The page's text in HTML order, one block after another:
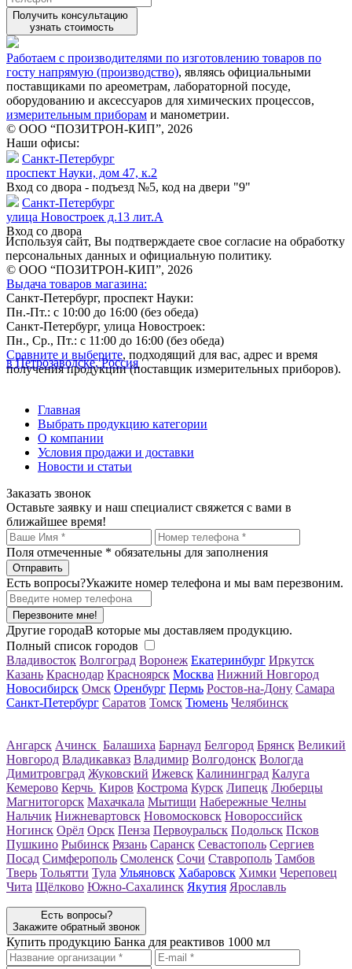
Получить консультацию
узнать стоимость
Работаем с производителями по изготовлению товаров по
госту напрямую (производство), являясь официальными
поставщиками по ареометрам, лабораторной посуде,
оборудованию и аксессуаров для химических процессов,
измерительным приборам и манометрии.
© ООО “ПОЗИТРОН-КИП”, 2026
Наши офисы:
Санкт-Петербург
проспект Науки, дом 47, к.2
Вход со двора - подъезд №5, код на двери "9"
Санкт-Петербург
улица Новостроек д.13 лит.А
Вход со двора
Используя сайт, Вы подтверждаете свое согласие на обработку
персональных данных и официальную политику.
© ООО “ПОЗИТРОН-КИП”, 2026
Выдача товаров магазина:
Санкт-Петербург, проспект Науки:
Пн.-Пт.: с 10:00 до 16:00 (без обеда)
Санкт-Петербург, улица Новостроек:
Пн., Ср., Пт.: с 11:00 до 16:00 (без обеда)
Сравните и выберите, подходящий для вас, адрес и время
получения продукции (поставщик измерительных приборов).
в Петрозаводске, Россия
Главная
Выбрать продукцию категории
О компании
Условия продажи и доставки
Новости и статьи
Заказать звонок
Оставьте заявку и наш специалист свяжется с вами в
ближайшее время!
Поля отмеченные * обязательны для заполнения
Есть вопросы?Укажите номер телефона и мы вам перезвоним.
Перезвоните мне!
Другие городаВ которые мы доставляем продукцию.
Полный список городов
Владивосток Волгоград Воронеж Екатеринбург Иркутск
Казань Краснодар Красноярск Москва Нижний Новгород
Новосибирск Омск Оренбург Пермь Ростов-на-Дону Самара
Санкт-Петербург Саратов Томск Тюмень Челябинск
Ангарск Ачинск Балашиха Барнаул Белгород Брянск Великий
Новгород Владикавказ Владимир Волгодонск Вологда
Димитровград Жуковский Ижевск Калининград Калуга
Кемерово Керчь Киров Кострома Курск Липецк Люберцы
Магнитогорск Махачкала Мытищи Набережные Челны
Нальчик Нижневартовск Новомосковск Новороссийск
Ногинск Орёл Орск Пенза Первоуральск Подольск Псков
Пушкино Рыбинск Рязань Саранск Севастополь Сергиев
Посад Симферополь Смоленск Сочи Ставрополь Тамбов
Тверь Тольятти Тула Ульяновск Хабаровск Химки Череповец
Чита Щёлково Южно-Сахалинск Якутия Ярославль
Есть вопросы?
Закажите обратный звонок
Купить продукцию Банка для реактивов 1000 мл